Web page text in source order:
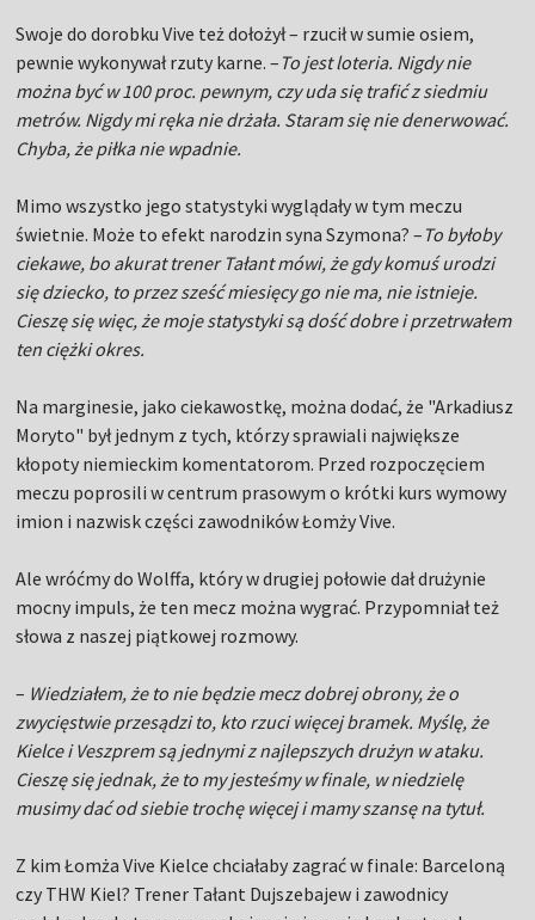
Swoje do dorobku Vive też dołożył – rzucił w sumie osiem,
pewnie wykonywał rzuty karne. – To jest loteria. Nigdy nie
można być w 100 proc. pewnym, czy uda się trafić z siedmiu
metrów. Nigdy mi ręka nie drżała. Staram się nie denerwować.
Chyba, że piłka nie wpadnie.
Mimo wszystko jego statystyki wyglądały w tym meczu
świetnie. Może to efekt narodzin syna Szymona? – To byłoby
ciekawe, bo akurat trener Tałant mówi, że gdy komuś urodzi
się dziecko, to przez sześć miesięcy go nie ma, nie istnieje.
Cieszę się więc, że moje statystyki są dość dobre i przetrwałem
ten ciężki okres.
Na marginesie, jako ciekawostkę, można dodać, że "Arkadiusz
Moryto" był jednym z tych, którzy sprawiali największe
kłopoty niemieckim komentatorom. Przed rozpoczęciem
meczu poprosili w centrum prasowym o krótki kurs wymowy
imion i nazwisk części zawodników Łomży Vive.
Ale wróćmy do Wolffa, który w drugiej połowie dał drużynie
mocny impuls, że ten mecz można wygrać. Przypomniał też
słowa z naszej piątkowej rozmowy.
– Wiedziałem, że to nie będzie mecz dobrej obrony, że o
zwycięstwie przesądzi to, kto rzuci więcej bramek. Myślę, że
Kielce i Veszprem są jednymi z najlepszych drużyn w ataku.
Cieszę się jednak, że to my jesteśmy w finale, w niedzielę
musimy dać od siebie trochę więcej i mamy szansę na tytuł.
Z kim Łomża Vive Kielce chciałaby zagrać w finale: Barceloną
czy THW Kiel? Trener Tałant Dujszebajew i zawodnicy